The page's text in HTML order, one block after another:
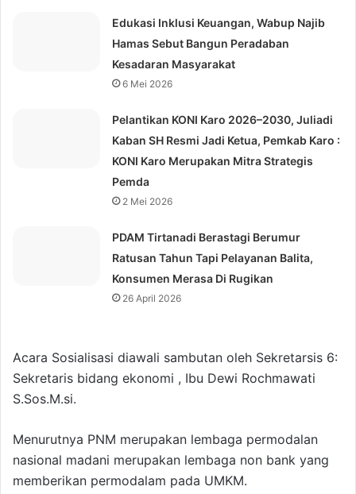
Edukasi Inklusi Keuangan, Wabup Najib
Hamas Sebut Bangun Peradaban
Kesadaran Masyarakat
6 Mei 2026
Pelantikan KONI Karo 2026–2030, Juliadi
Kaban SH Resmi Jadi Ketua, Pemkab Karo :
KONI Karo Merupakan Mitra Strategis
Pemda
2 Mei 2026
PDAM Tirtanadi Berastagi Berumur
Ratusan Tahun Tapi Pelayanan Balita,
Konsumen Merasa Di Rugikan
26 April 2026
Acara Sosialisasi diawali sambutan oleh Sekretarsis 6:
Sekretaris bidang ekonomi , Ibu Dewi Rochmawati
S.Sos.M.si.
Menurutnya PNM merupakan lembaga permodalan
nasional madani merupakan lembaga non bank yang
memberikan permodalam pada UMKM.